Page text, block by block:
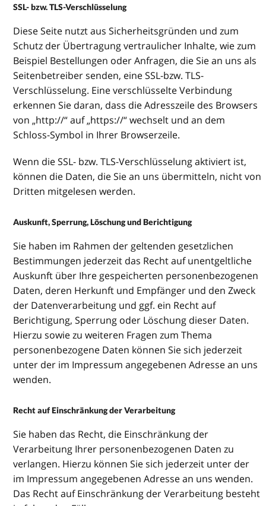
SSL- bzw. TLS-Verschlüsselung
Diese Seite nutzt aus Sicherheitsgründen und zum
Schutz der Übertragung vertraulicher Inhalte, wie zum
Beispiel Bestellungen oder Anfragen, die Sie an uns als
Seitenbetreiber senden, eine SSL-bzw. TLS-
Verschlüsselung. Eine verschlüsselte Verbindung
erkennen Sie daran, dass die Adresszeile des Browsers
von „http://“ auf „https://“ wechselt und an dem
Schloss-Symbol in Ihrer Browserzeile.
Wenn die SSL- bzw. TLS-Verschlüsselung aktiviert ist,
können die Daten, die Sie an uns übermitteln, nicht von
Dritten mitgelesen werden.
Auskunft, Sperrung, Löschung und Berichtigung
Sie haben im Rahmen der geltenden gesetzlichen
Bestimmungen jederzeit das Recht auf unentgeltliche
Auskunft über Ihre gespeicherten personenbezogenen
Daten, deren Herkunft und Empfänger und den Zweck
der Datenverarbeitung und ggf. ein Recht auf
Berichtigung, Sperrung oder Löschung dieser Daten.
Hierzu sowie zu weiteren Fragen zum Thema
personenbezogene Daten können Sie sich jederzeit
unter der im Impressum angegebenen Adresse an uns
wenden.
Recht auf Einschränkung der Verarbeitung
Sie haben das Recht, die Einschränkung der
Verarbeitung Ihrer personenbezogenen Daten zu
verlangen. Hierzu können Sie sich jederzeit unter der
im Impressum angegebenen Adresse an uns wenden.
Das Recht auf Einschränkung der Verarbeitung besteht